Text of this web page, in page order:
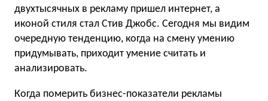
двухтысячных в рекламу пришел интернет, а
иконой стиля стал Стив Джобс. Сегодня мы видим
очередную тенденцию, когда на смену умению
придумывать, приходит умение считать и
анализировать.
Когда померить бизнес-показатели рекламы